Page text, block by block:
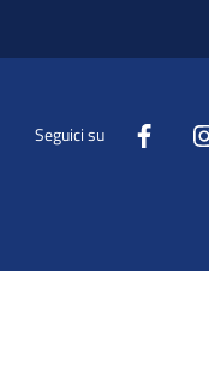
Seguici su